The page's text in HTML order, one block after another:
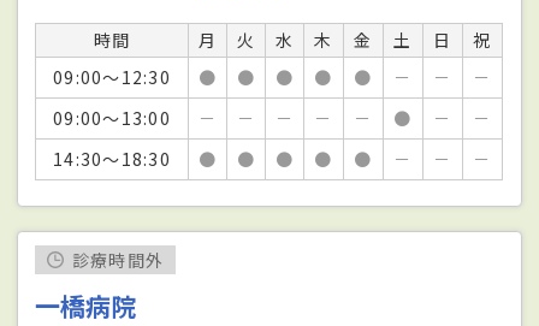
時間 月 火 水 木 金 土 日
祝
09:00～12:30
● ● ● ● ● － －
－
09:00～13:00
－ － － － － ● －
－
14:30～18:30
● ● ● ● ● － － －
診療時間外
一橋病院